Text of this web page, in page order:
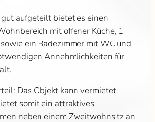
aufgeteilt bietet es einen
mit offener Küche, 1
ein Badezimmer mit WC und
Annehmlichkeiten für
Das Objekt kann vermietet
somit ein attraktives
neben einem Zweitwohnsitz an